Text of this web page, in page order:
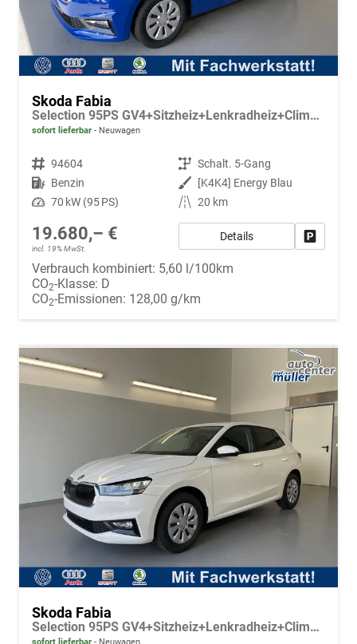
Skoda Fabia
Selection 95PS GV4+Sitzheiz+Lenkradheiz+Climatronic+Sunset+AppConnect+PDC
sofort lieferbar Neuwagen
Fahrzeugnr. 94604 Getriebe Schalt. 5-Gang
Kraftstoff Benzin Außenfarbe [K4K4] Energy Blau
Leistung 70 kW (95 PS) Kilometerstand 20 km
19.680,– €
incl. 19% MwSt.
Details
Verbrauch kombiniert: 5,60 l/100km
CO2-Klasse: D
CO2-Emissionen: 128,00 g/km
Skoda Fabia
Selection 95PS GV4+Sitzheiz+Lenkradheiz+Climatronic+Sunset+AppConnect+PDC
sofort lieferbar Neuwagen